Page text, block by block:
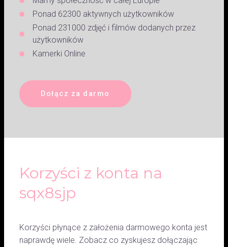
Ponad 62300 aktywnych użytkowników
Ponad 231000 zdjęć i filmów dodanych przez
użytkowników
Kamerki Online
Dołącz za darmo
Korzyści z konta na
sqx8sjp
Korzyści płynące z założenia darmowego konta jest
naprawdę wiele. Zobacz co zyskujesz dołączając